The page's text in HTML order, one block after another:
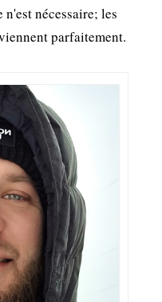
nécessaire; les
parfaitement.